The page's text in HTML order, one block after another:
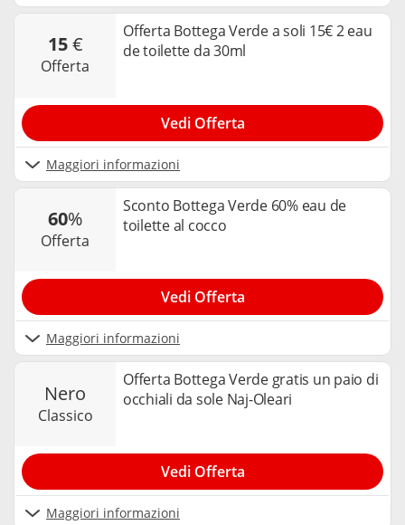
15€
offerta
Offerta Bottega Verde a soli 15€ 2 eau
de toilette da 30ml
Maggiori informazioni
Vedi Offerta
60%
offerta
Sconto Bottega Verde 60% eau de
toilette al cocco
Maggiori informazioni
Vedi Offerta
nero
classico
Offerta Bottega Verde gratis un paio di
occhiali da sole Naj-Oleari
Maggiori informazioni
Vedi Offerta